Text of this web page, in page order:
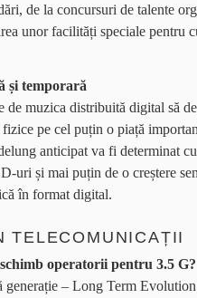
de la concursuri de talente
unor facilități speciale pentru
și temporară
muzica distribuită digital să
pe cel puțin o piață
anticipat va fi determinat
uri și mai puțin de o creștere
în format digital.
TELECOMUNICAȚII
operatorii pentru 3.5 G?
generație – Long Term